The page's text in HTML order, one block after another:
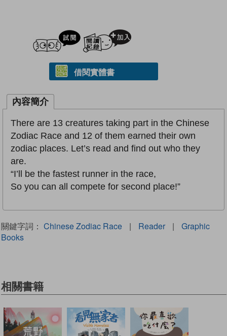
試閲
借閱實體書
內容簡介
There are 13 creatures taking part in the Chinese
Zodiac Race and 12 of them earned their own
zodiac places. Let’s read and find out who they
are.
“I’ll be the fastest runner in the race,
So you can all compete for second place!”
關鍵字詞： Chinese Zodiac Race | Reader |
Graphic
Books
相關書籍